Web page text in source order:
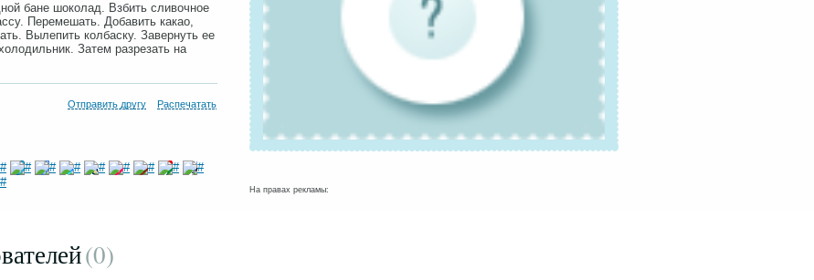
бане шоколад. Взбить сливочное
Перемешать. Добавить какао,
Вылепить колбаску. Завернуть ее
Затем разрезать на
Отправить другу Распечатать
На правах рекламы:
(0)